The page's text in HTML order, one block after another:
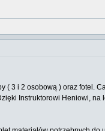
3 i 2 osobową ) oraz fotel.
Instruktorowi Heniowi, na